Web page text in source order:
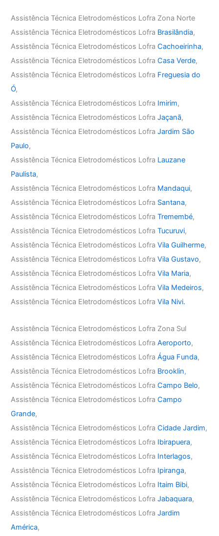
Assistência Técnica Eletrodomésticos Lofra Zona Norte
Assistência Técnica Eletrodomésticos Lofra Brasilândia,
Assistência Técnica Eletrodomésticos LofraCachoeirinha,
Assistência Técnica Eletrodomésticos LofraCasa Verde,
Assistência Técnica Eletrodomésticos Lofra Freguesia do
Ó,
Assistência Técnica Eletrodomésticos Lofra Imirim,
Assistência Técnica Eletrodomésticos LofraJaçanã,
Assistência Técnica Eletrodomésticos LofraJardim São
Paulo,
Assistência Técnica Eletrodomésticos Lofra Lauzane
Paulista,
Assistência Técnica Eletrodomésticos Lofra Mandaqui,
Assistência Técnica Eletrodomésticos Lofra Santana,
Assistência Técnica Eletrodomésticos LofraTremembé,
Assistência Técnica Eletrodomésticos LofraTucuruvi,
Assistência Técnica Eletrodomésticos LofraVila Guilherme,
Assistência Técnica Eletrodomésticos LofraVila Gustavo,
Assistência Técnica Eletrodomésticos LofraVila Maria,
Assistência Técnica Eletrodomésticos LofraVila Medeiros,
Assistência Técnica Eletrodomésticos LofraVila Nivi.
Assistência Técnica Eletrodomésticos Lofra Zona Sul
Assistência Técnica Eletrodomésticos LofraAeroporto,
Assistência Técnica Eletrodomésticos LofraÁgua Funda,
Assistência Técnica Eletrodomésticos Lofra Brooklin,
Assistência Técnica Eletrodomésticos LofraCampo Belo,
Assistência Técnica Eletrodomésticos LofraCampo
Grande,
Assistência Técnica Eletrodomésticos LofraCidade Jardim,
Assistência Técnica Eletrodomésticos Lofra Ibirapuera,
Assistência Técnica Eletrodomésticos Lofra Interlagos,
Assistência Técnica Eletrodomésticos Lofra Ipiranga,
Assistência Técnica Eletrodomésticos Lofra Itaim Bibi,
Assistência Técnica Eletrodomésticos LofraJabaquara,
Assistência Técnica Eletrodomésticos LofraJardim
América,